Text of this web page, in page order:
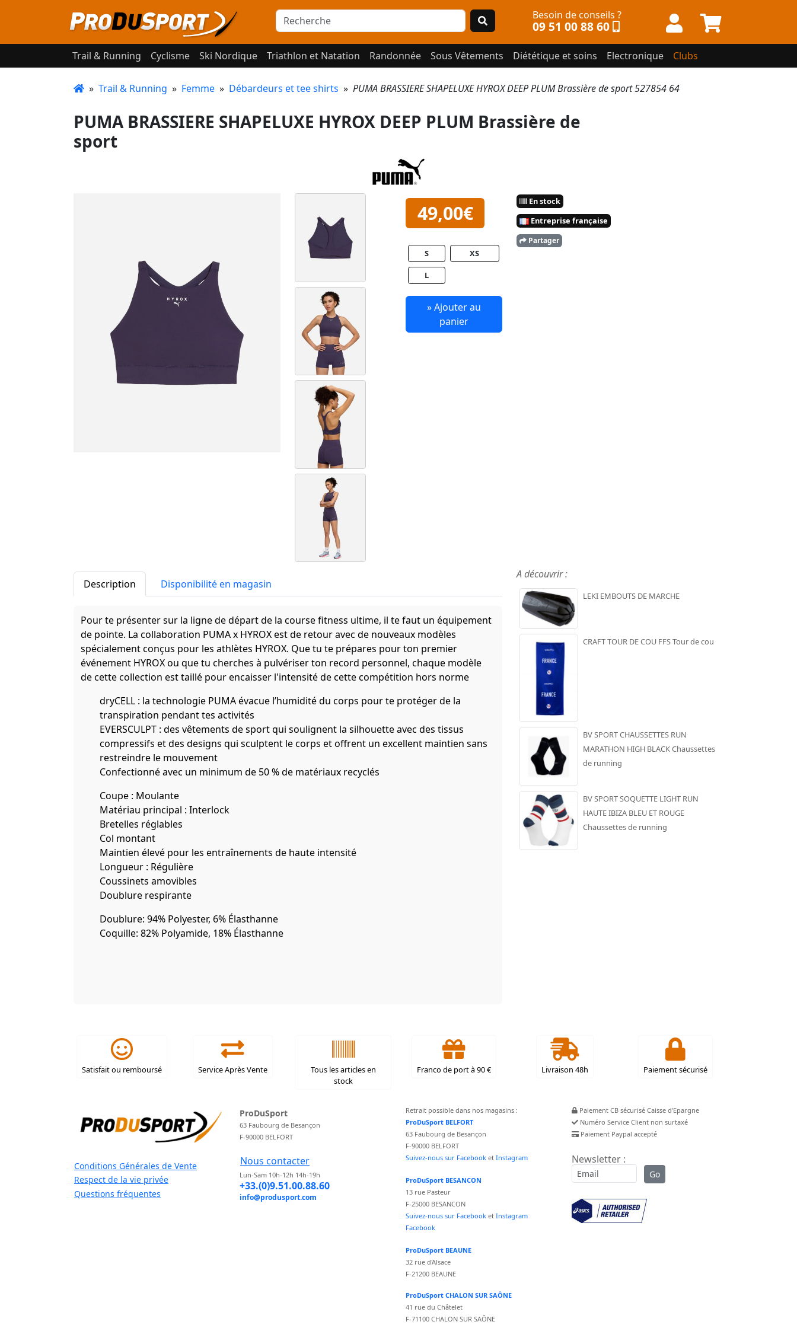
Besoin de conseils ?
09 51 00 88 60
Trail & Running Cyclisme Ski Nordique Triathlon et Natation Randonnée Sous Vêtements Diététique et soins Electronique Clubs
» Trail & Running » Femme » Débardeurs et tee shirts » PUMA BRASSIERE SHAPELUXE HYROX DEEP PLUM Brassière de sport 527854 64
PUMA BRASSIERE SHAPELUXE HYROX DEEP PLUM Brassière de
sport
49,00€
S XS
L
» Ajouter au
panier
En stock
Entreprise française
Partager
Description Disponibilité en magasin
Pour te présenter sur la ligne de départ de la course fitness ultime, il te faut un équipement
de pointe. La collaboration PUMA x HYROX est de retour avec de nouveaux modèles
spécialement conçus pour les athlètes HYROX. Que tu te prépares pour ton premier
événement HYROX ou que tu cherches à pulvériser ton record personnel, chaque modèle
de cette collection est taillé pour encaisser l'intensité de cette compétition hors norme
dryCELL : la technologie PUMA évacue l’humidité du corps pour te protéger de la
transpiration pendant tes activités
EVERSCULPT : des vêtements de sport qui soulignent la silhouette avec des tissus
compressifs et des designs qui sculptent le corps et offrent un excellent maintien sans
restreindre le mouvement
Confectionné avec un minimum de 50 % de matériaux recyclés
Coupe : Moulante
Matériau principal : Interlock
Bretelles réglables
Col montant
Maintien élevé pour les entraînements de haute intensité
Longueur : Régulière
Coussinets amovibles
Doublure respirante
Doublure: 94% Polyester, 6% Élasthanne
Coquille: 82% Polyamide, 18% Élasthanne
A découvrir :
LEKI EMBOUTS DE MARCHE
CRAFT TOUR DE COU FFS Tour de cou
BV SPORT CHAUSSETTES RUN
MARATHON HIGH BLACK Chaussettes
de running
BV SPORT SOQUETTE LIGHT RUN
HAUTE IBIZA BLEU ET ROUGE
Chaussettes de running
Satisfait ou remboursé Service Après Vente
Tous les articles en
stock
Franco de port à 90 € Livraison 48h Paiement sécurisé
Conditions Générales de Vente
Respect de la vie privée
Questions fréquentes
ProDuSport
63 Faubourg de Besançon
F-90000 BELFORT
Nous contacter
Lun-Sam 10h-12h 14h-19h
+33.(0)9.51.00.88.60
info@produsport.com
Retrait possible dans nos magasins :
ProDuSport BELFORT
63 Faubourg de Besançon
F-90000 BELFORT
Suivez-nous sur Facebook et Instagram
ProDuSport BESANCON
13 rue Pasteur
F-25000 BESANCON
Suivez-nous sur Facebook et Instagram
Facebook
ProDuSport BEAUNE
32 rue d'Alsace
F-21200 BEAUNE
ProDuSport CHALON SUR SAÔNE
41 rue du Châtelet
F-71100 CHALON SUR SAÔNE
Paiement CB sécurisé Caisse d'Epargne
Numéro Service Client non surtaxé
Paiement Paypal accepté
Newsletter :